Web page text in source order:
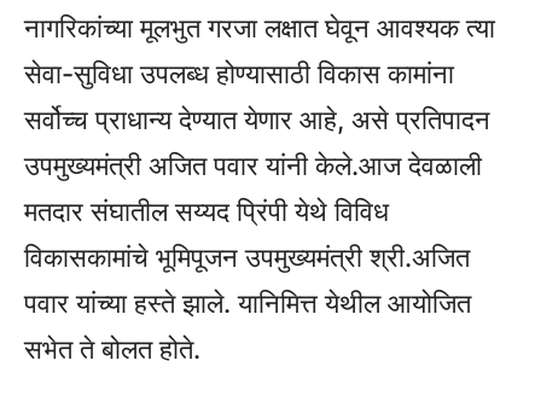
नागरिकांच्या मूलभुत गरजा लक्षात घेवून आवश्यक त्या
सेवा-सुविधा उपलब्ध होण्यासाठी विकास कामांना
सर्वोच्च प्राधान्य देण्यात येणार आहे, असे प्रतिपादन
उपमुख्यमंत्री अजित पवार यांनी केले.आज देवळाली
मतदार संघातील सय्यद प्रिंपी येथे विविध
विकासकामांचे भूमिपूजन उपमुख्यमंत्री श्री.अजित
पवार यांच्या हस्ते झाले. यानिमित्त येथील आयोजित
सभेत ते बोलत होते.